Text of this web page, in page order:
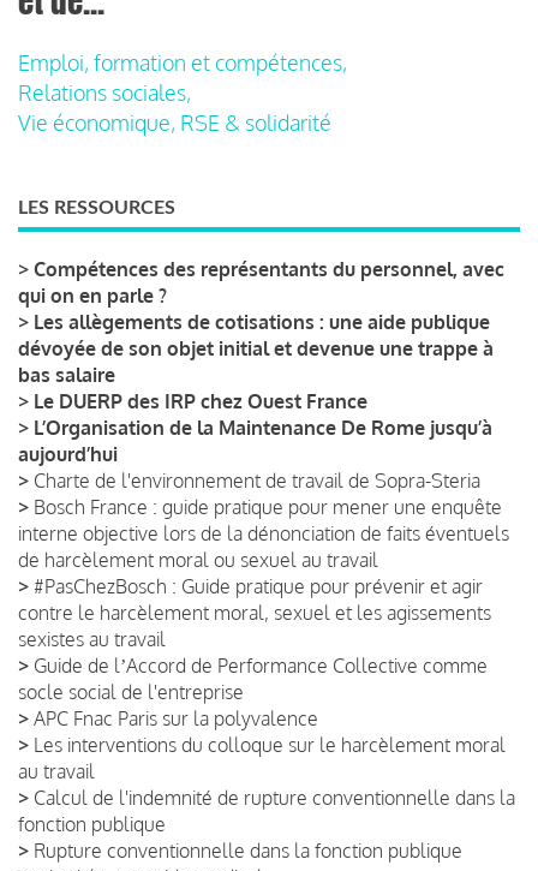
Emploi, formation et compétences,
Relations sociales,
Vie économique, RSE & solidarité
LES RESSOURCES
> Compétences des représentants du personnel, avec
qui on en parle ?
> Les allègements de cotisations : une aide publique
dévoyée de son objet initial et devenue une trappe à
bas salaire
> Le DUERP des IRP chez Ouest France
> L’Organisation de la Maintenance De Rome jusqu’à
aujourd’hui
> Charte de l'environnement de travail de Sopra-Steria
> Bosch France : guide pratique pour mener une enquête
interne objective lors de la dénonciation de faits éventuels
de harcèlement moral ou sexuel au travail
> #PasChezBosch : Guide pratique pour prévenir et agir
contre le harcèlement moral, sexuel et les agissements
sexistes au travail
> Guide de lʼAccord de Performance Collective comme
socle social de l'entreprise
> APC Fnac Paris sur la polyvalence
> Les interventions du colloque sur le harcèlement moral
au travail
> Calcul de l'indemnité de rupture conventionnelle dans la
fonction publique
> Rupture conventionnelle dans la fonction publique